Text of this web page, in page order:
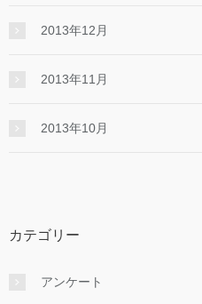
2013年12月
2013年11月
2013年10月
カテゴリー
アンケート